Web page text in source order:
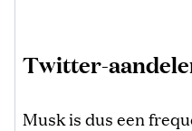
Twitter-
Musk is dus een